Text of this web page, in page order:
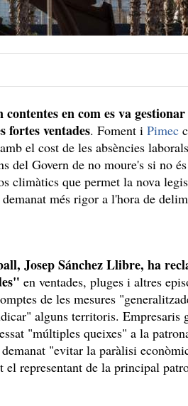
en com es va
fortes ventades. Foment i Pimec
el cost de les absències
del Govern de no moure's si no
climàtics que permet la nova
més rigor a l'hora de
Josep Sánchez Llibre, ha
en ventades, pluges i altres
de les mesures
alguns territoris. Empresaris
"múltiples queixes" a la
"evitar la paràlisi
representant de la principal